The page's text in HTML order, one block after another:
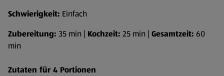
Schwierigkeit: Einfach
Zubereitung: 35 min | Kochzeit: 25 min | Gesamtzeit: 60
min
Zutaten für 4 Portionen